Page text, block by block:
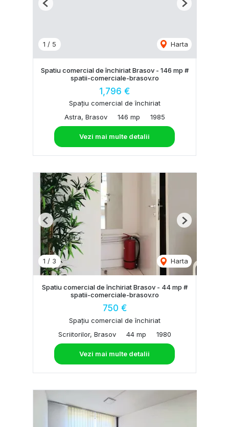
1 / 5 Harta
Previous Next
Spatiu comercial de închiriat Brasov - 146 mp #
spatii-comerciale-brasov.ro
1,796 €
Spațiu comercial de închiriat
Astra, Brasov
146 mp 1985
Vezi mai multe detalii
1 / 3 Harta
Previous Next
Spatiu comercial de închiriat Brasov - 44 mp #
spatii-comerciale-brasov.ro
750 €
Spațiu comercial de închiriat
Scriitorilor, Brasov
44 mp 1980
Vezi mai multe detalii